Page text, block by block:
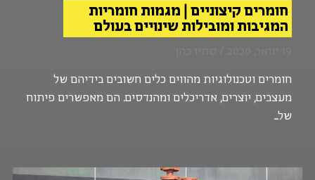
חומרים קיצוניים | מגמות חומריות
המגיבות ומובילות שינויים בעולם
חומרים וטכנולוגיות מהווים כלים חשובים בידיהם של
מעצבים, יוצרים, אדריכלים ומהנדסים. הם מאפשרים פיתוח
של...